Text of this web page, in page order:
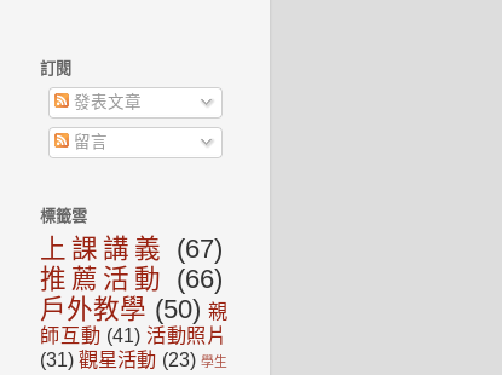
訂閱
發表文章
留言
標籤雲
上課講義 (67)
推薦活動 (66)
戶外教學 (50) 親
師互動 (41) 活動照片
(31) 觀星活動 (23) 學生